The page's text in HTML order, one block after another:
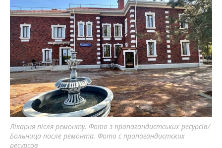
Лікарня після ремонту. Фото з пропагандистських ресурсів/
Больница после ремонта. Фото с пропагандистских
ресурсов